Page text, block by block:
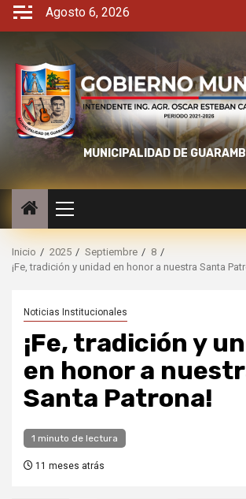
Agosto 6, 2026
MUNICIPALIDAD DE
Inicio 2025 Septiembre
8
¡Fe, tradición y unidad en honor a nuestra Santa
Noticias Institucionales
¡Fe, tradición y
en honor a
Santa Patrona!
1 minuto de lectura
11 meses atrás